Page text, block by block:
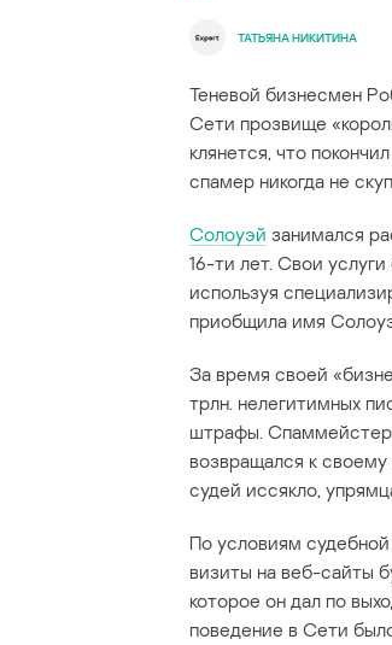
ТАТЬЯНА НИКИТИНА
Теневой бизнесмен
Сети прозвище
клянется, что
спамер никогда не
Солоуэй занимался
16-ти лет. Свои
используя
приобщила имя
За время своей
трлн. нелегитимных
штрафы. Спаммейстер
возвращался к
судей иссякло,
По условиям
визиты на веб-сайты
которое он дал по
поведение в Сети